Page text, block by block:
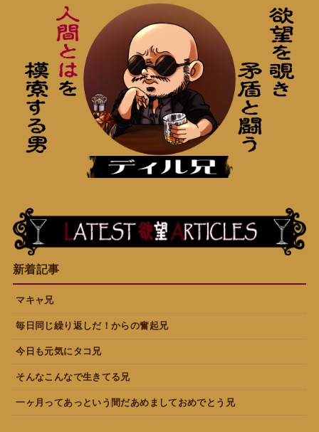
新着記事
マキャ兄
毎日同じ繰り返しだ！からの奮起兄
今日も元気にタコ兄
そんなこんなで生きてる兄
一ヶ月ってあっという間だあめましておめでとう兄